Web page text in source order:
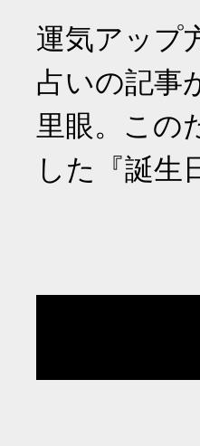
運気アップ
占いの記事
里眼。この
した『誕